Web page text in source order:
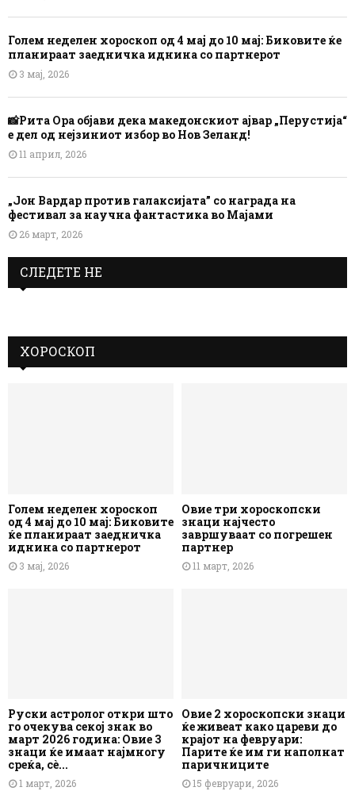
Голем неделен хороскоп од 4 мај до 10 мај: Биковите ќе
планираат заедничка иднина со партнерот
3 мај, 2026
📸Рита Ора објави дека македонскиот ајвар „Перустија“
е дел од нејзиниот избор во Нов Зеланд!
11 април, 2026
„Јон Вардар против галаксијата” со награда на
фестивал за научна фантастика во Мајами
26 март, 2026
СЛЕДЕТЕ НЕ
ХОРОСКОП
Голем неделен хороскоп
од 4 мај до 10 мај: Биковите
ќе планираат заедничка
иднина со партнерот
3 мај, 2026
Овие три хороскопски
знаци најчесто
завршуваат со погрешен
партнер
11 март, 2026
Руски астролог откри што
го очекува секој знак во
март 2026 година: Овие 3
знаци ќе имаат најмногу
среќа, сè...
1 март, 2026
Овие 2 хороскопски знаци
ќе живеат како цареви до
крајот на февруари:
Парите ќе им ги наполнат
паричниците
15 февруари, 2026